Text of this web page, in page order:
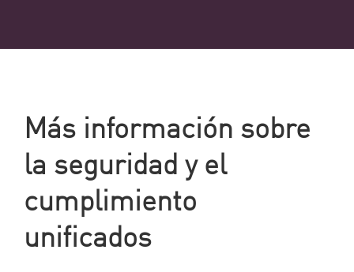
Más información sobre
la seguridad y el
cumplimiento
unificados